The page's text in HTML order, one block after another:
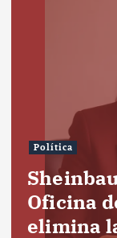
Política
Oficina
elimina